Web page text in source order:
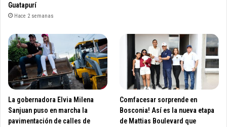
Guatapurí
Hace 2 semanas
La gobernadora Elvia Milena
Sanjuan puso en marcha la
pavimentación de calles de
Comfacesar sorprende en
Bosconia! Así es la nueva etapa
de Mattias Boulevard que